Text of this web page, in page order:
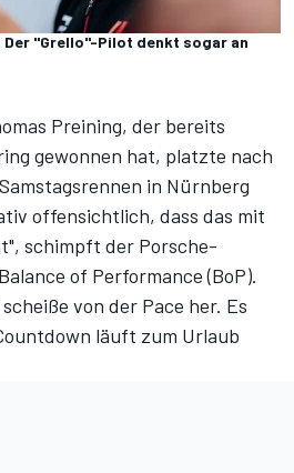
"Grello"-Pilot denkt sogar an
Preining, der bereits
gewonnen hat, platzte nach
in Nürnberg
offensichtlich, dass das mit
schimpft der Porsche-
of Performance (BoP).
von der Pace her. Es
läuft zum Urlaub